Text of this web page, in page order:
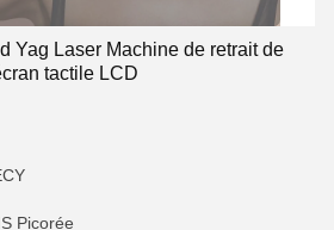
Yag Laser Machine de retrait de
tactile LCD
Picorée